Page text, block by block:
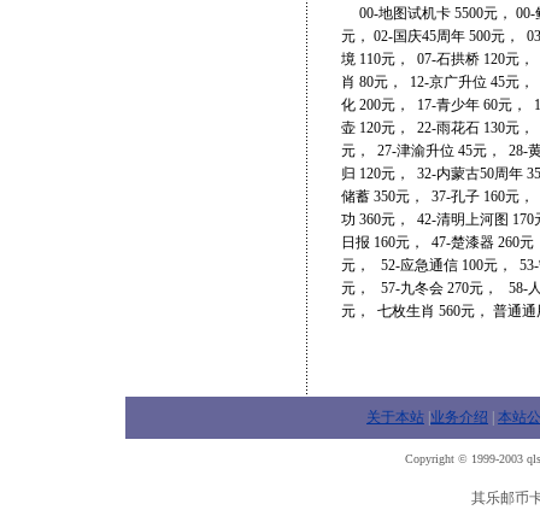
00-地图试机卡 5500元， 00-
元， 02-国庆45周年 500元，
境 110元， 07-石拱桥 120元
肖 80元， 12-京广升位 45元
化 200元， 17-青少年 60元，
壶 120元， 22-雨花石 130元
元， 27-津渝升位 45元， 28-
归 120元， 32-内蒙古50周年
储蓄 350元， 37-孔子 160元
功 360元， 42-清明上河图
日报 160元， 47-楚漆器 260
元， 52-应急通信 100元，
元， 57-九冬会 270元， 58-
元， 七枚生肖 560元， 普通通
关于本站 业务介绍 本站
Copyright © 1999-2003
其乐邮币